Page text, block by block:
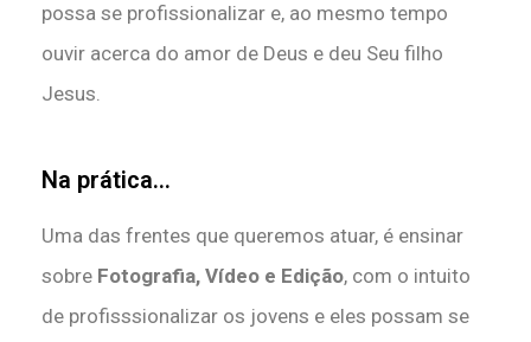
possa se profissionalizar e, ao mesmo tempo
ouvir acerca do amor de Deus e deu Seu filho
Jesus.
Na prática...
Uma das frentes que queremos atuar, é ensinar
sobre Fotografia, Vídeo e Edição, com o intuito
de profisssionalizar os jovens e eles possam se